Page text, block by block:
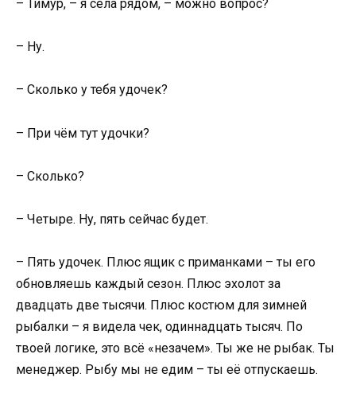
– Тимур, – я села рядом, – можно вопрос?
– Ну.
– Сколько у тебя удочек?
– При чём тут удочки?
– Сколько?
– Четыре. Ну, пять сейчас будет.
– Пять удочек. Плюс ящик с приманками – ты его
обновляешь каждый сезон. Плюс эхолот за
двадцать две тысячи. Плюс костюм для зимней
рыбалки – я видела чек, одиннадцать тысяч. По
твоей логике, это всё «незачем». Ты же не рыбак. Ты
менеджер. Рыбу мы не едим – ты её отпускаешь.